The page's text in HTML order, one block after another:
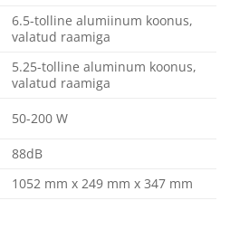
6.5-tolline alumiinum koonus,
valatud raamiga
5.25-tolline aluminum koonus,
valatud raamiga
50-200 W
88dB
1052 mm x 249 mm x 347 mm